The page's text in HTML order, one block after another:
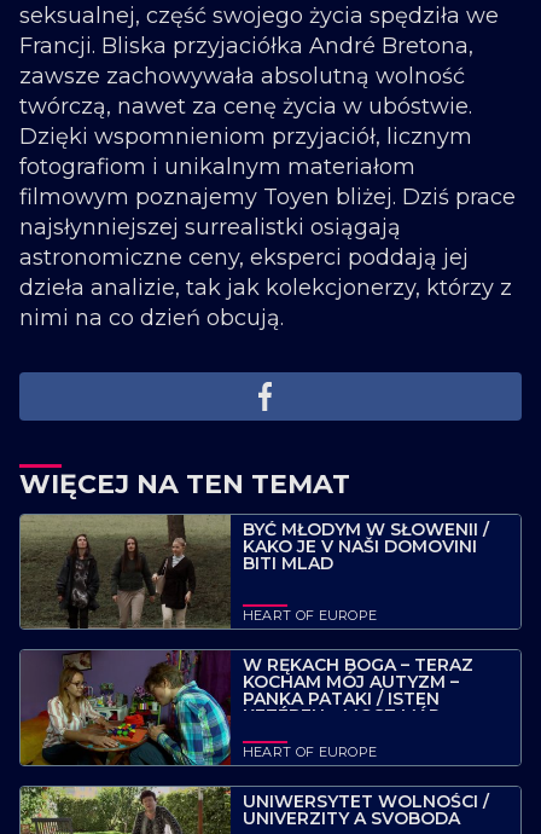
seksualnej, część swojego życia spędziła we
Francji. Bliska przyjaciółka André Bretona,
zawsze zachowywała absolutną wolność
twórczą, nawet za cenę życia w ubóstwie.
Dzięki wspomnieniom przyjaciół, licznym
fotografiom i unikalnym materiałom
filmowym poznajemy Toyen bliżej. Dziś prace
najsłynniejszej surrealistki osiągają
astronomiczne ceny, eksperci poddają jej
dzieła analizie, tak jak kolekcjonerzy, którzy z
nimi na co dzień obcują.
WIĘCEJ NA TEN TEMAT
BYĆ MŁODYM W SŁOWENII /
KAKO JE V NAŠI DOMOVINI
BITI MLAD
HEART OF EUROPE
W RĘKACH BOGA – TERAZ
KOCHAM MÓJ AUTYZM –
PANKA PATAKI / ISTEN
KEZÉBEN – MOST MÁR
VAGYOK – PATAKI PANKA
HEART OF EUROPE
UNIWERSYTET WOLNOŚCI /
UNIVERZITY A SVOBODA